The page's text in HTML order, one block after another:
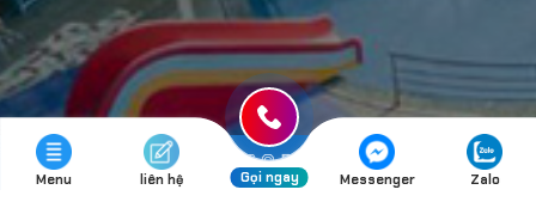
Copyright 2026 ©Đức An Travel
Menu liên hệ Gọi ngay Messenger Zalo